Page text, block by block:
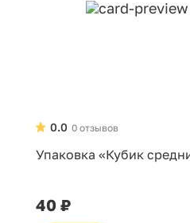
0 отзывов
0.0
Упаковка «Кубик
40 ₽